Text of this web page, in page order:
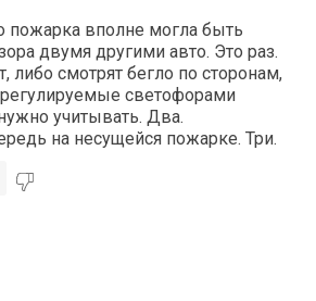
пожарка вполне могла быть
двумя другими авто. Это раз.
либо смотрят бегло по сторонам,
светофорами
учитывать. Два.
на несущейся пожарке. Три.